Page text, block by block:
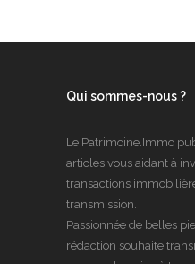
Qui sommes-nous ?
Le Patrimoine.Immo
articles vous aidant à
transactions
transmission.
Passionnée de belles
rédaction souhaite